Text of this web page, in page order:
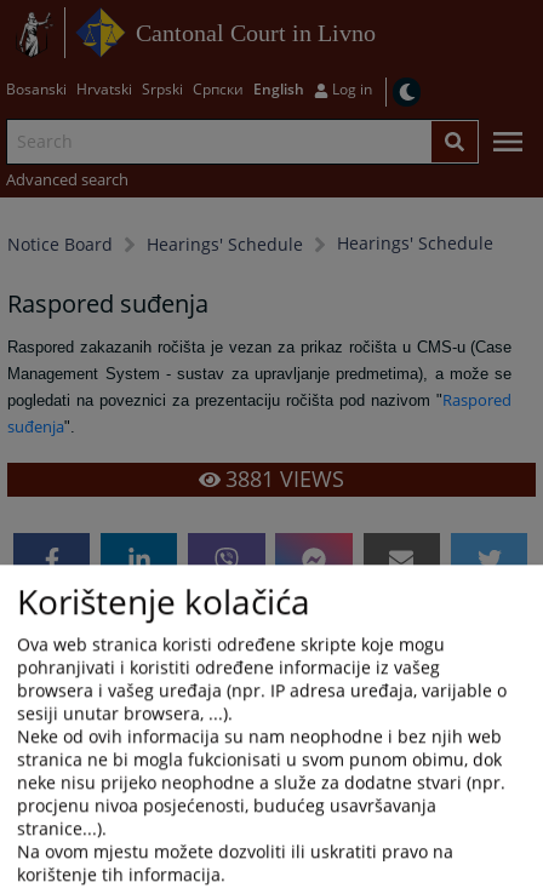
Cantonal Court in Livno
Bosanski Hrvatski Srpski Српски English Log in
Advanced search
Notice Board Hearings' Schedule Hearings' Schedule
Raspored suđenja
Raspored zakazanih ročišta je vezan za prikaz ročišta u CMS-u (Case
Management System - sustav za upravljanje predmetima), a može se
pogledati na poveznici za prezentaciju ročišta pod nazivom "Raspored
suđenja".
3881 VIEWS
Korištenje kolačića
Ova web stranica koristi određene skripte koje mogu
pohranjivati i koristiti određene informacije iz vašeg
browsera i vašeg uređaja (npr. IP adresa uređaja, varijable o
sesiji unutar browsera, ...).
Neke od ovih informacija su nam neophodne i bez njih web
stranica ne bi mogla fukcionisati u svom punom obimu, dok
neke nisu prijeko neophodne a služe za dodatne stvari (npr.
procjenu nivoa posjećenosti, budućeg usavršavanja
stranice...).
Na ovom mjestu možete dozvoliti ili uskratiti pravo na
korištenje tih informacija.